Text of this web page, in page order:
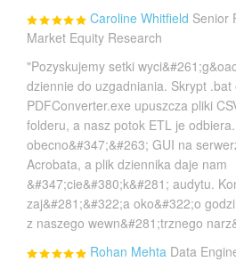
Caroline Whitfield Senior
Market Equity Research
"Pozyskujemy setki
dziennie do uzgadniania. Skrypt .bat
PDFConverter.exe upuszcza pliki
folderu, a nasz potok ETL je
obecno&#347;&#263; GUI na
Acrobata, a plik dziennika daje nam
&#347;cie&#380;k&#281; audytu.
zaj&#281;&#322;a oko&#322;o
z naszego wewn&#281;trznego
Rohan Mehta Data